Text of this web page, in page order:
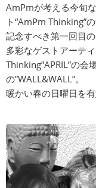
AmPmが考える今旬
ト“AmPm Thinking”
記念すべき第一回目
多彩なゲストアーテ
Thinking”APRIL”の会
の”WALL&WALL”。
暖かい春の日曜日を